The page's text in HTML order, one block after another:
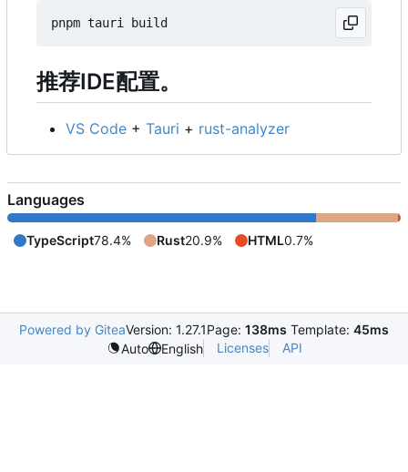
推荐IDE配置。
VS Code + Tauri + rust-analyzer
Languages
TypeScript78.4% Rust20.9% HTML0.7%
Powered by GiteaVersion: 1.27.1Page: 138ms Template: 45ms
Auto
English Licenses API